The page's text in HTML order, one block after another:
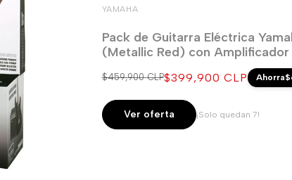
YAMAHA
Pack de Guitarra Eléctrica
(Metallic Red) con
Precio
$459,900 CLPPrecio
venta
$399,900 CLP Ahorra
Ver oferta ¡Solo quedan 7!